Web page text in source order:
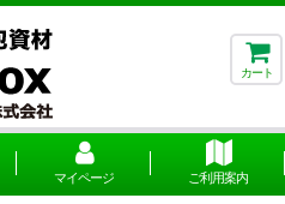
カート
マイページ ご利用案内